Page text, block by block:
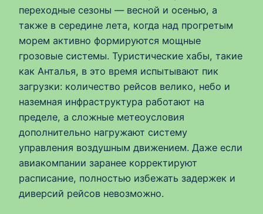
переходные сезоны — весной и осенью, а
также в середине лета, когда над прогретым
морем активно формируются мощные
грозовые системы. Туристические хабы, такие
как Анталья, в это время испытывают пик
загрузки: количество рейсов велико, небо и
наземная инфраструктура работают на
пределе, а сложные метеоусловия
дополнительно нагружают систему
управления воздушным движением. Даже если
авиакомпании заранее корректируют
расписание, полностью избежать задержек и
диверсий рейсов невозможно.